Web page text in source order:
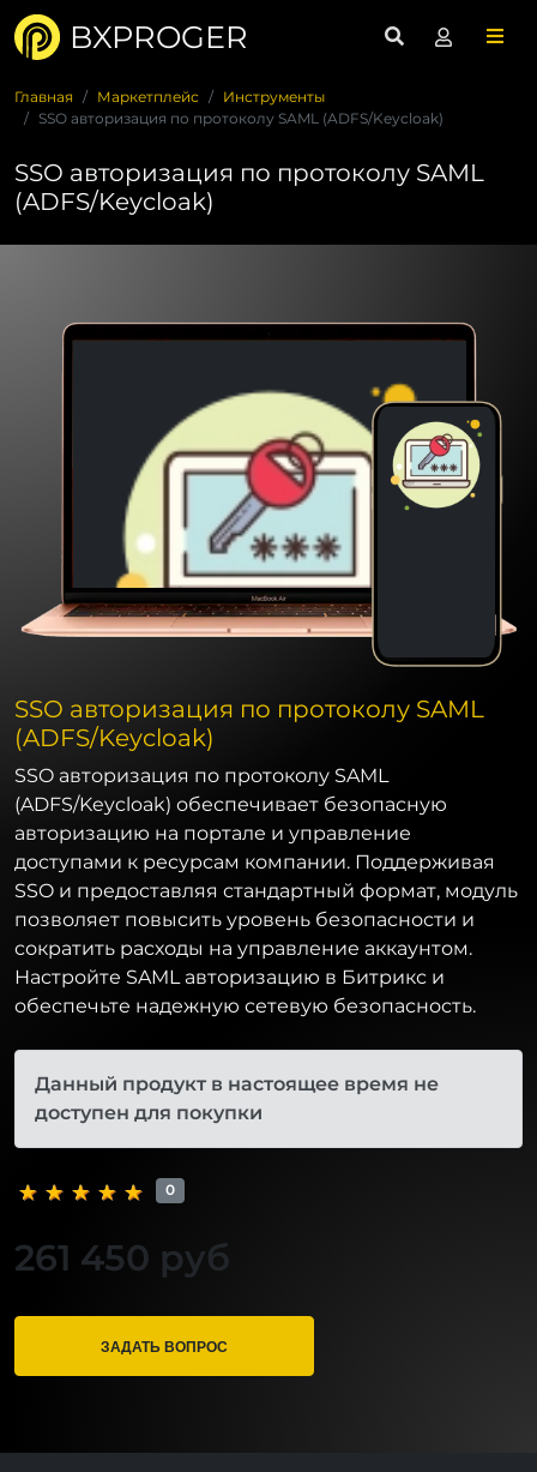
BXPROGER
Главная Маркетплейс
Инструменты
SSO авторизация по протоколу SAML (ADFS/Keycloak)
SSO авторизация по протоколу SAML
(ADFS/Keycloak)
SSO авторизация по протоколу SAML
(ADFS/Keycloak)
SSO авторизация по протоколу SAML
(ADFS/Keycloak) обеспечивает безопасную
авторизацию на портале и управление
доступами к ресурсам компании. Поддерживая
SSO и предоставляя стандартный формат, модуль
позволяет повысить уровень безопасности и
сократить расходы на управление аккаунтом.
Настройте SAML авторизацию в Битрикс и
обеспечьте надежную сетевую безопасность.
Данный продукт в настоящее время не
доступен для покупки
0
261 450 руб
ЗАДАТЬ ВОПРОС